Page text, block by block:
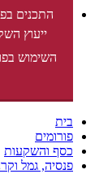
התכנים
ייעוץ
השימוש
בית
פורומים
כסף והשקעות
פנסיה, גמל